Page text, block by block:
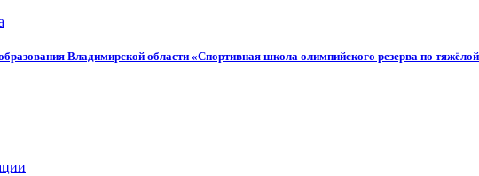
Владимирской области «Спортивная школа олимпийского резерва по